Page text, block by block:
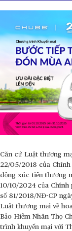
Căn cứ Luật thương
22/05/2018 của
động xúc tiến thương
10/10/2024 của Chính
số 81/2018/NĐ-CP
Luật thương mại về
Bảo Hiểm Nhân Thọ
trình khuyến mại với